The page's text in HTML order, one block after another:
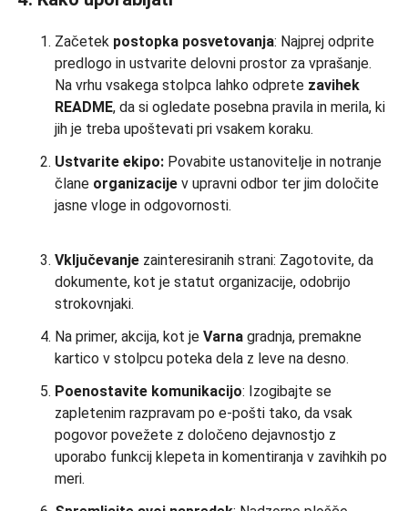
Začetek postopka posvetovanja: Najprej odprite
predlogo in ustvarite delovni prostor za vprašanje.
Na vrhu vsakega stolpca lahko odprete zavihek
README, da si ogledate posebna pravila in merila, ki
jih je treba upoštevati pri vsakem koraku.
Ustvarite ekipo: Povabite ustanovitelje in notranje
člane organizacije v upravni odbor ter jim določite
jasne vloge in odgovornosti.
Vključevanje zainteresiranih strani: Zagotovite, da
dokumente, kot je statut organizacije, odobrijo
strokovnjaki.
Na primer, akcija, kot je Varna gradnja, premakne
kartico v stolpcu poteka dela z leve na desno.
Poenostavite komunikacijo: Izogibajte se
zapletenim razpravam po e-pošti tako, da vsak
pogovor povežete z določeno dejavnostjo z
uporabo funkcij klepeta in komentiranja v zavihkih po
meri.